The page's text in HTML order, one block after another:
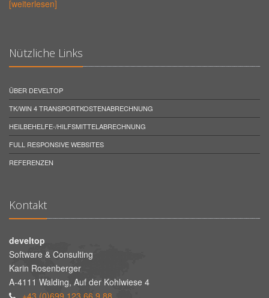
[weiterlesen]
Nützliche Links
ÜBER DEVELTOP
TK/WIN 4 TRANSPORTKOSTENABRECHNUNG
HEILBEHELFE-/HILFSMITTELABRECHNUNG
FULL RESPONSIVE WEBSITES
REFERENZEN
Kontakt
develtop
Software & Consulting
Karin Rosenberger
A-4111 Walding, Auf der Kohlwiese 4
+43 (0)699 123 66 9 88